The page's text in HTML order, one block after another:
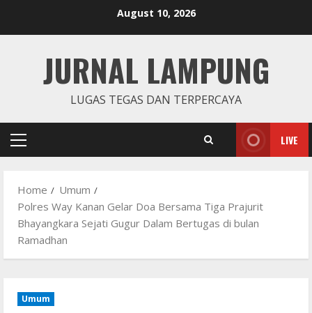
August 10, 2026
JURNAL LAMPUNG
LUGAS TEGAS DAN TERPERCAYA
Primary
LIVE
Home
Umum
Polres Way Kanan Gelar Doa Bersama Tiga Prajurit
Bhayangkara Sejati Gugur Dalam Bertugas di bulan
Ramadhan
Umum